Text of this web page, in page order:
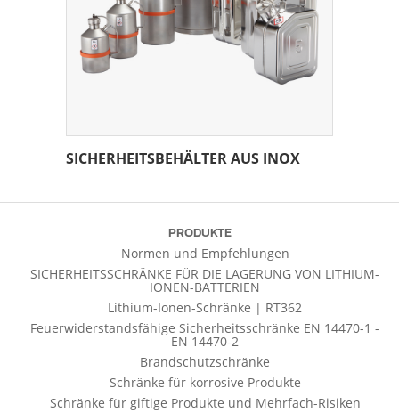
SICHERHEITSBEHÄLTER AUS INOX
PRODUKTE
Normen und Empfehlungen
SICHERHEITSSCHRÄNKE FÜR DIE LAGERUNG VON LITHIUM-
IONEN-BATTERIEN
Lithium-Ionen-Schränke | RT362
Feuerwiderstandsfähige Sicherheitsschränke EN 14470-1 -
EN 14470-2
Brandschutzschränke
Schränke für korrosive Produkte
Schränke für giftige Produkte und Mehrfach-Risiken